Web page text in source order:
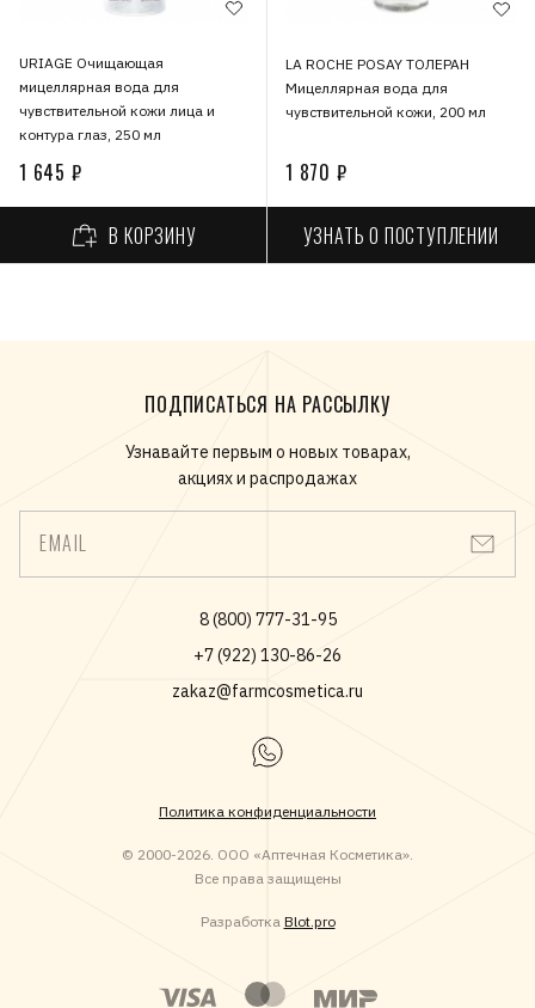
URIAGE Очищающая
мицеллярная вода для
чувствительной кожи лица и
контура глаз, 250 мл
1 645 ₽
В КОРЗИНУ
LA ROCHE POSAY ТОЛЕРАН
Мицеллярная вода для
чувствительной кожи, 200 мл
1 870 ₽
УЗНАТЬ О ПОСТУПЛЕНИИ
ПОДПИСАТЬСЯ НА РАССЫЛКУ
Узнавайте первым о новых товарах,
акциях и распродажах
EMAIL
8 (800) 777-31-95
+7 (922) 130-86-26
zakaz@farmcosmetica.ru
Политика конфиденциальности
© 2000-2026. ООО «Аптечная Косметика».
Все права защищены
Разработка Blot.pro